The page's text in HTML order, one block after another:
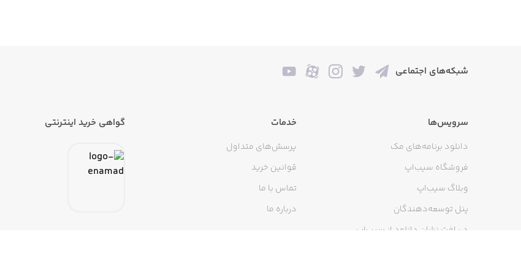
شبکه‌های اجتماعی
سرویس‌ها
دانلود برنامه‌های مک
فروشگاه سیب‌اپ
وبلاگ سیب‌اپ
پنل توسعه‌دهندگان
دریافت نشان دانلود از سیب‌اپ
خدمات
پرسش‌های متداول
قوانین خرید
تماس با ما
درباره ما
گواهی خرید اینترنتی